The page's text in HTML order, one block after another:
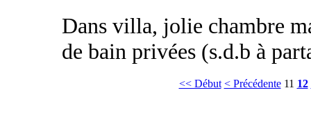
Dans villa, jolie chambre
de bain privées (s.d.b à
<< Début < Précédente 11 12